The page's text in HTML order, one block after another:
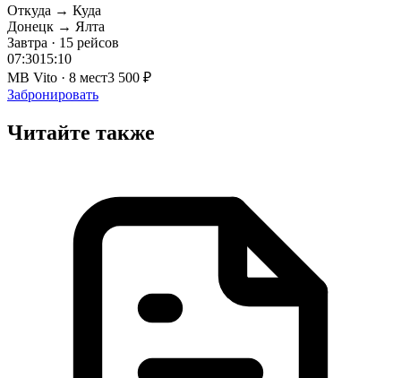
Откуда → Куда
Донецк → Ялта
Завтра · 15 рейсов
07:3015:10
MB Vito · 8 мест3 500 ₽
Забронировать
Читайте также